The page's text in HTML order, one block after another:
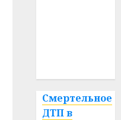
Смертельное
ДТП в